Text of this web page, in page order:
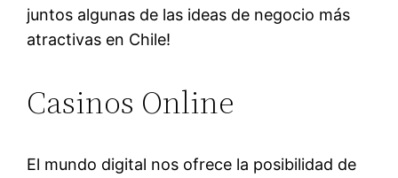
juntos algunas de las ideas de negocio más
atractivas en Chile!
Casinos Online
El mundo digital nos ofrece la posibilidad de